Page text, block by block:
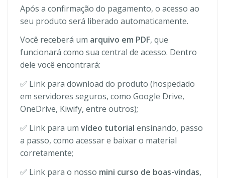
Após a confirmação do pagamento, o acesso ao
seu produto será liberado automaticamente.
Você receberá um arquivo em PDF, que
funcionará como sua central de acesso. Dentro
dele você encontrará:
✅ Link para download do produto (hospedado
em servidores seguros, como Google Drive,
OneDrive, Kiwify, entre outros);
✅ Link para um vídeo tutorial ensinando, passo
a passo, como acessar e baixar o material
corretamente;
✅ Link para o nosso mini curso de boas-vindas,